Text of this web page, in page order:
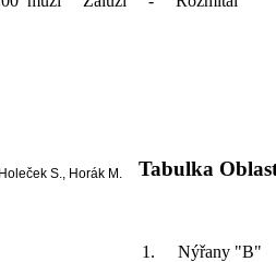
S., Horák M.
Tabulka
1. Nýřany "B"